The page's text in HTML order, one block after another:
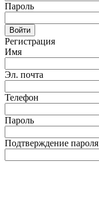
Пароль
Регистрация
Имя
Эл. почта
Телефон
Пароль
Подтверждение пароля